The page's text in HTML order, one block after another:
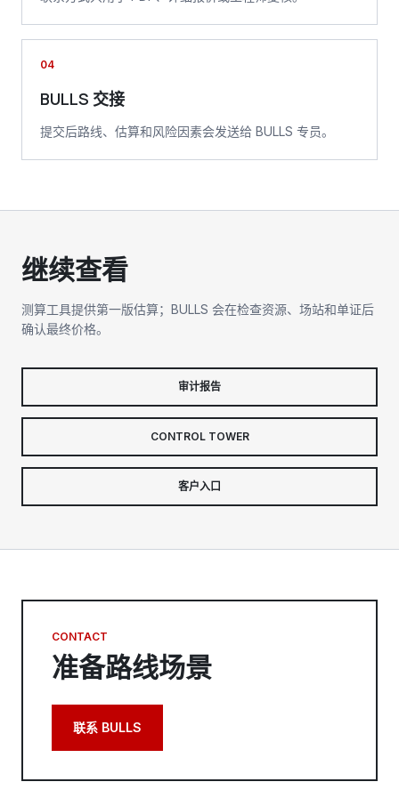
04
BULLS 交接
提交后路线、估算和风险因素会发送给 BULLS 专员。
继续查看
测算工具提供第一版估算；BULLS 会在检查资源、场站和单证后
确认最终价格。
审计报告
CONTROL TOWER
客户入口
CONTACT
准备路线场景
联系 BULLS